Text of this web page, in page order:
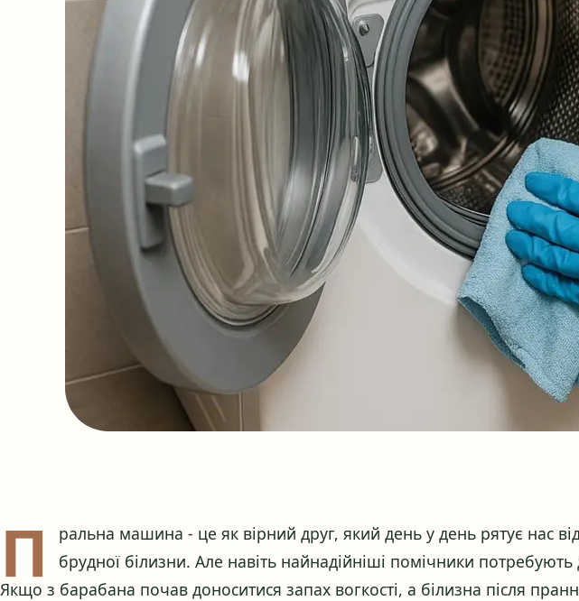
П
ральна машина - це як вірний друг, який день у день рятує нас
брудної білизни. Але навіть найнадійніші помічники потребують
Якщо з барабана почав доноситися запах вогкості, а білизна після